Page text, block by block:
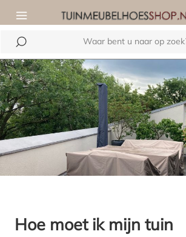
hoofdinhoud
Hoe moet ik mijn tuin